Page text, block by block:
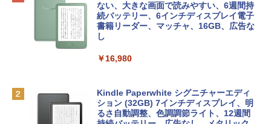
プ搭載13インチノートブック：AIとAppl
e Intelligenceのために設計、Liquid Ret
inaディスプレイ、8GBユニファイドメモ
リ、256GB SSDストレージ、1080p Fac
tomtoc 360°保護 15.6 16インチ パソコ
ンケース Dell NEC Lavie ASUS HP dyna
定バーチャルアイテムを含む】 【オンラ
インゲームコード】 ロブロックス | オン
ラインコード版
定バーチャルアイテムを含む】 【オンラ
インゲームコード】 ロブロックス | オン
ラインコード版
￥1,766
￥1,292
ない、大きな画面で読みやすい、6週間持
続バッテリー、6インチディスプレイ電子
書籍リーダー、マッチャ、16GB、広告な
し
￥16,980
Kindle Paperwhite シグニチャーエディ
ション (32GB) 7インチディスプレイ、明
るさ自動調整、色調調節ライト、12週間